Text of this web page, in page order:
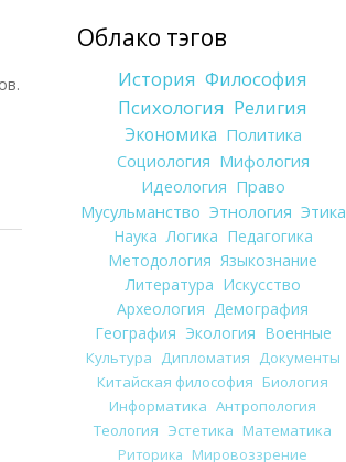
Облако тэгов
История Философия
Психология Религия
Экономика Политика
Социология Мифология
Идеология Право
Мусульманство Этнология Этика
Наука Логика Педагогика
Методология Языкознание
Литература Искусство
Археология Демография
География Экология Военные
Культура Дипломатия Документы
Китайская философия Биология
Информатика Антропология
Теология Эстетика Математика
Риторика Мировоззрение